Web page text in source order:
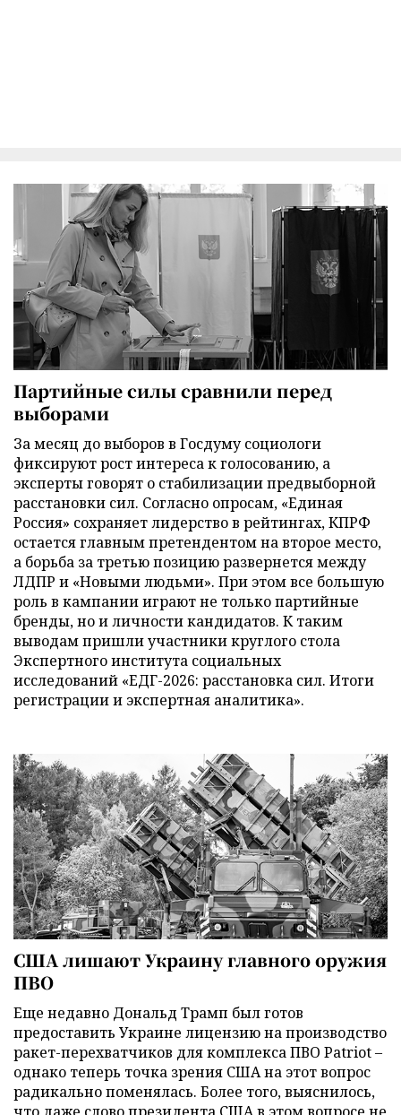
Партийные силы сравнили перед
выборами
За месяц до выборов в Госдуму социологи
фиксируют рост интереса к голосованию, а
эксперты говорят о стабилизации предвыборной
расстановки сил. Согласно опросам, «Единая
Россия» сохраняет лидерство в рейтингах, КПРФ
остается главным претендентом на второе место,
а борьба за третью позицию развернется между
ЛДПР и «Новыми людьми». При этом все большую
роль в кампании играют не только партийные
бренды, но и личности кандидатов. К таким
выводам пришли участники круглого стола
Экспертного института социальных
исследований «ЕДГ-2026: расстановка сил. Итоги
регистрации и экспертная аналитика».
США лишают Украину главного оружия
ПВО
Еще недавно Дональд Трамп был готов
предоставить Украине лицензию на производство
ракет-перехватчиков для комплекса ПВО Patriot –
однако теперь точка зрения США на этот вопрос
радикально поменялась. Более того, выяснилось,